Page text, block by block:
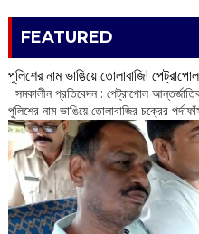
FEATURED
পুলিশের নাম ভাঙিয়ে তোলাবাজি!
সমকালীন প্রতিবেদন : পেট্রাপোল
পুলিশের নাম ভাঙিয়ে তোলাবাজির চক্রের